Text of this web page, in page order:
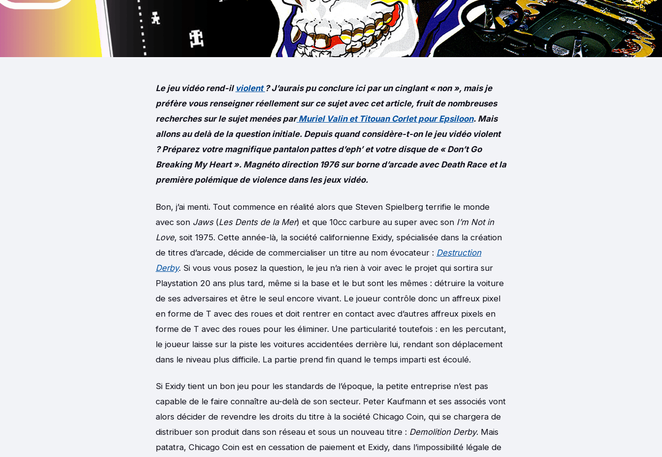
Le jeu vidéo rend-il violent ? J’aurais pu conclure ici par un cinglant « non », mais je
préfère vous renseigner réellement sur ce sujet avec cet article, fruit de nombreuses
recherches sur le sujet menées parMuriel Valin et Titouan Corlet pour Epsiloon. Mais
allons au delà de la question initiale. Depuis quand considère-t-on le jeu vidéo violent
? Préparez votre magnifique pantalon pattes d’eph’ et votre disque de « Don’t Go
Breaking My Heart ». Magnéto direction 1976 sur borne d’arcade avec Death Race et la
première polémique de violence dans les jeux vidéo.
Bon, j’ai menti. Tout commence en réalité alors que Steven Spielberg terrifie le monde
avec son Jaws(Les Dents de la Mer) et que 10cc carbure au super avec son I’m Not in
Love, soit 1975. Cette année-là, la société californienne Exidy, spécialisée dans la création
de titres d’arcade, décide de commercialiser un titre au nom évocateur : Destruction
Derby. Si vous vous posez la question, le jeu n’a rien à voir avec le projet qui sortira sur
Playstation 20 ans plus tard, même si la base et le but sont les mêmes : détruire la voiture
de ses adversaires et être le seul encore vivant. Le joueur contrôle donc un affreux pixel
en forme de T avec des roues et doit rentrer en contact avec d’autres affreux pixels en
forme de T avec des roues pour les éliminer. Une particularité toutefois : en les percutant,
le joueur laisse sur la piste les voitures accidentées derrière lui, rendant son déplacement
dans le niveau plus difficile. La partie prend fin quand le temps imparti est écoulé.
Si Exidy tient un bon jeu pour les standards de l’époque, la petite entreprise n’est pas
capable de le faire connaître au-delà de son secteur. Peter Kaufmann et ses associés vont
alors décider de revendre les droits du titre à la société Chicago Coin, qui se chargera de
distribuer son produit dans son réseau et sous un nouveau titre : Demolition Derby. Mais
patatra, Chicago Coin est en cessation de paiement et Exidy, dans l’impossibilité légale de